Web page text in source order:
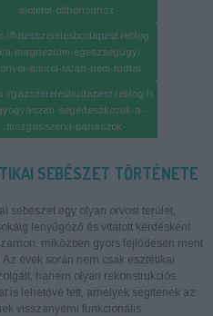
elotetot-otthonodhoz
futesszerelesbudapest.reblog.
a-magnezium-egeszsegugyi-
amirol-talan-nem-tudtal
gazszerelesbudapest.reblog.h
segedeszkozok-a-
mozgasszervi-panaszok-
https://gazszereles-
autoalkatresz.reblog.hu/a-
hirek-az-iparagi-
trendekrol
SEBÉSZET TÖRTÉNETE
sebészet egy olyan orvosi terület,
lenyűgöző és vitatott kérdésként
miközben gyors fejlődésen ment
Az évek során nem csak esztétikai
hanem olyan rekonstrukciós
is lehetővé tett, amelyek segítenek az
visszanyerni funkcionális